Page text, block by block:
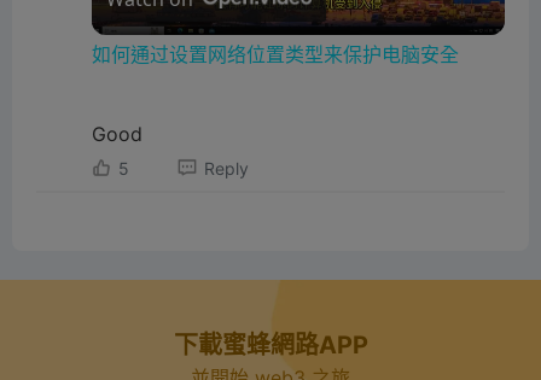
l
如何通过设置网络位置类型来保护电脑安全
Good
5 Reply
下載蜜蜂網路APP